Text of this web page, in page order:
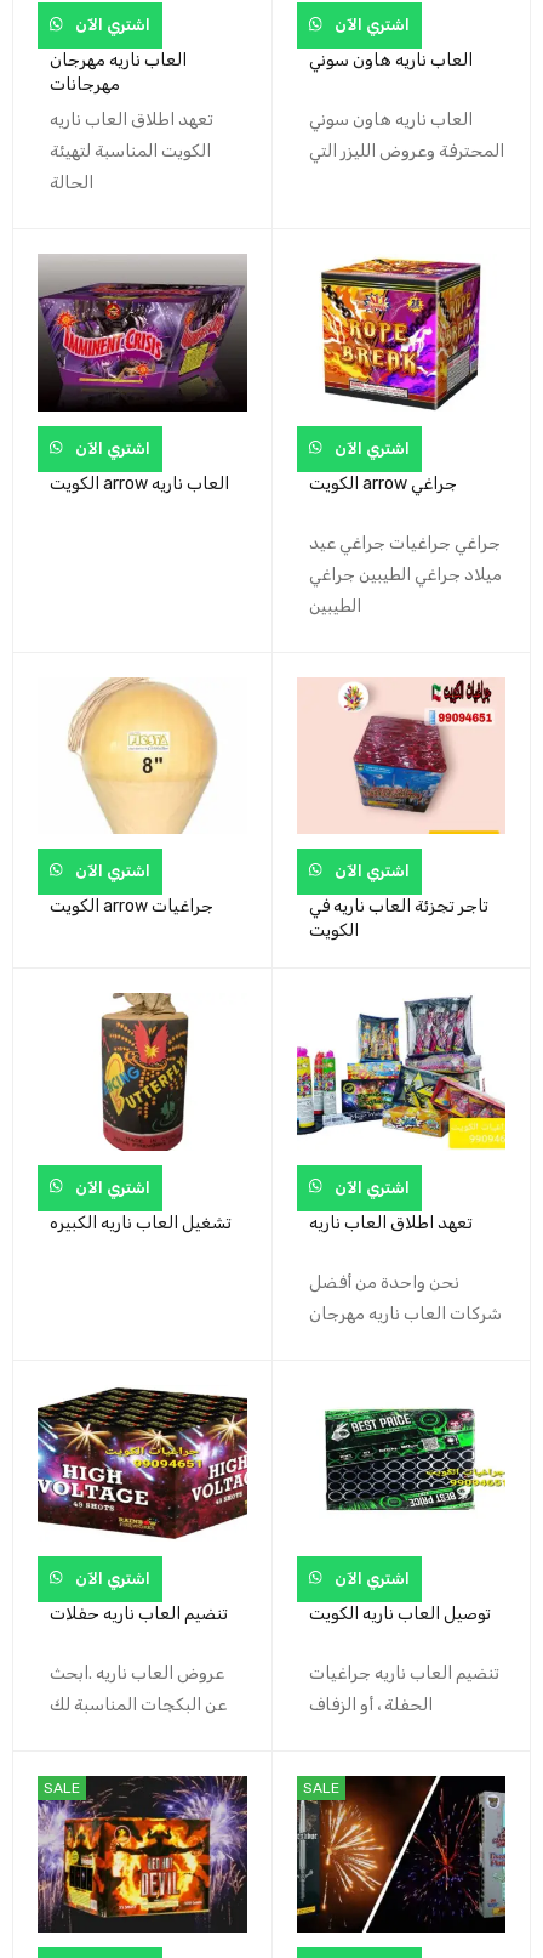
اشتري الآن
العاب ناريه مهرجان
مهرجانات
تعهد اطلاق العاب ناريه
الكويت المناسبة لتهيئة
الحالة
اشتري الآن
العاب ناريه هاون سوني
العاب ناريه هاون سوني
المحترفة وعروض الليزر التي
اشتري الآن
الكويت arrow العاب ناريه
اشتري الآن
الكويت arrow جراغي
جراغي جراغیات جراغي عيد
ميلاد جراغي الطيبين جراغي
الطيبين
اشتري الآن
الكويت arrow جراغيات
اشتري الآن
تاجر تجزئة العاب ناريه في
الكويت
اشتري الآن
تشغيل العاب ناريه الكبيره
اشتري الآن
تعهد اطلاق العاب ناريه
نحن واحدة من أفضل
شركات العاب ناريه مهرجان
اشتري الآن
تنضيم العاب ناريه حفلات
عروض العاب ناريه .ابحث
عن البكجات المناسبة لك
اشتري الآن
توصيل العاب ناريه الكويت
تنضيم العاب ناريه جراغيات
الحفلة ، أو الزفاف
SALE SALE